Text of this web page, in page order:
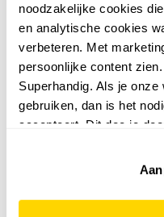
noodzakelijke cookies
en analytische cookies
verbeteren. Met
persoonlijke content
Superhandig. Als je
gebruiken, dan is het
accepteert. Dit doe je
website niet optimaal